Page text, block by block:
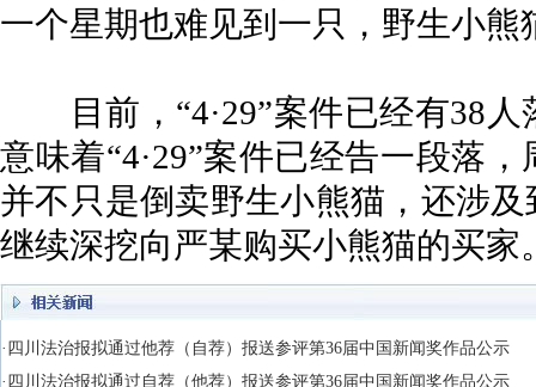
一个星期也难见到一只，野生小熊
目前，“4·29”案件已经有38人
意味着“4·29”案件已经告一段落
并不只是倒卖野生小熊猫，还涉
继续深挖向严某购买小熊猫的买家
·四川法治报拟通过他荐（自荐）报送参评第36届中国新闻奖作品公示
·四川法治报拟通过自荐（他荐）报送参评第36届中国新闻奖作品公示